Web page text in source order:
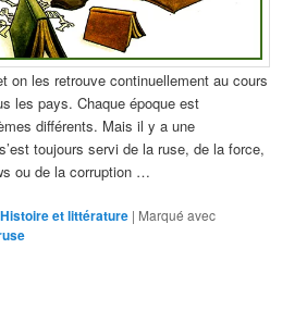
on les retrouve continuellement au cours
les pays. Chaque époque est
différents. Mais il y a une
toujours servi de la ruse, de la force,
ou de la corruption …
Histoire et littérature | Marqué avec